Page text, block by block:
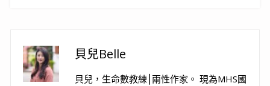
貝兒Belle
貝兒，生命數教練⎮兩性作家。 現為MHS國